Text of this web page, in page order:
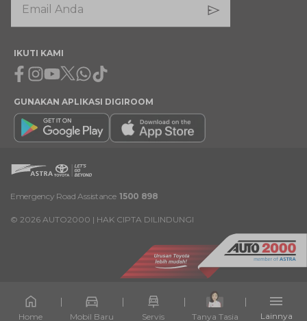
Home Mobil Baru Servis Tanya Tasia Lainnya
IKUTI KAMI
Facebook
Instagram
Youtube
X Whatsapp
Tiktok
GUNAKAN APLIKASI DIGIROOM
Emergency Road Assistance 1500 898
© 2026 AUTO2000 | HAK CIPTA DILINDUNGI